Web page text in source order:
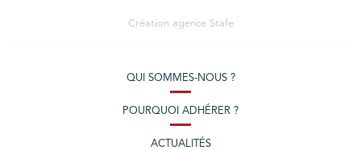
Création agence Stafe
QUI SOMMES-NOUS ?
POURQUOI ADHÉRER ?
ACTUALITÉS